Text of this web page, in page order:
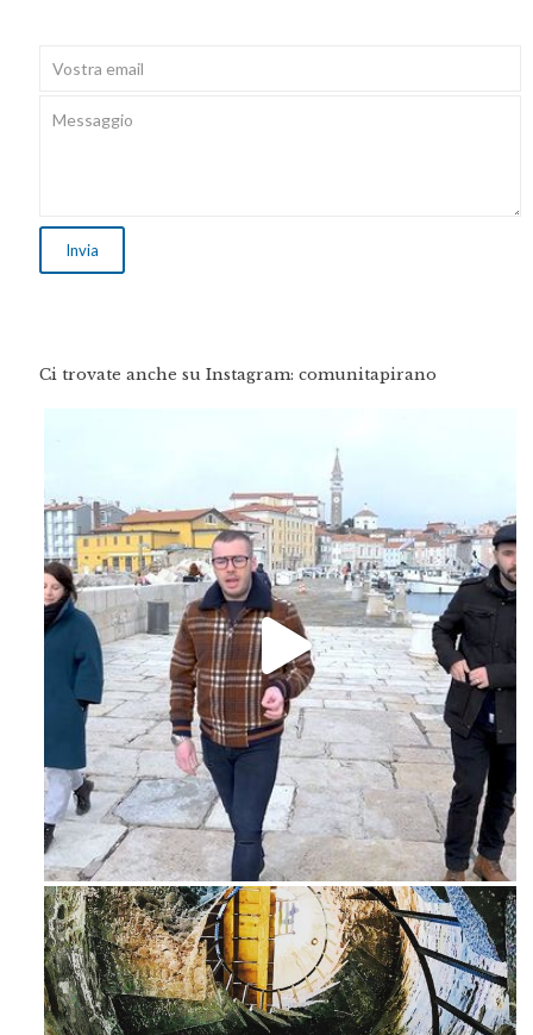
Ci trovate anche su Instagram: comunitapirano
Feb 16